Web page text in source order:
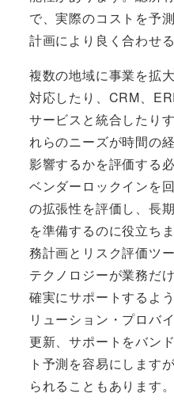
で、実際のコストを予
計画により良く合わせ
複数の地域に事業を拡
対応したり、CRM、
サービスと統合したり
れらのニーズが時間の
影響するかを評価する
ベンダーロックインを
の拡張性を評価し、長
を準備するのに役立ち
務計画とリスク評価ツ
テクノロジーが業務だ
確実にサポートするよ
リューション・プロバ
更新、サポートをバン
ト予測を容易にします
られることもあります。